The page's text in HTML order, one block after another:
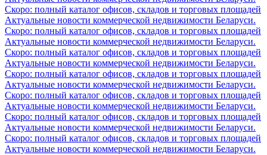
Скоро: полный каталог офисов, складов и торговых площадей
Актуальные новости коммерческой недвижимости Беларуси.
Скоро: полный каталог офисов, складов и торговых площадей
Актуальные новости коммерческой недвижимости Беларуси.
Скоро: полный каталог офисов, складов и торговых площадей
Актуальные новости коммерческой недвижимости Беларуси.
Скоро: полный каталог офисов, складов и торговых площадей
Актуальные новости коммерческой недвижимости Беларуси.
Скоро: полный каталог офисов, складов и торговых площадей
Актуальные новости коммерческой недвижимости Беларуси.
Скоро: полный каталог офисов, складов и торговых площадей
Актуальные новости коммерческой недвижимости Беларуси.
Скоро: полный каталог офисов, складов и торговых площадей
Актуальные новости коммерческой недвижимости Беларуси.